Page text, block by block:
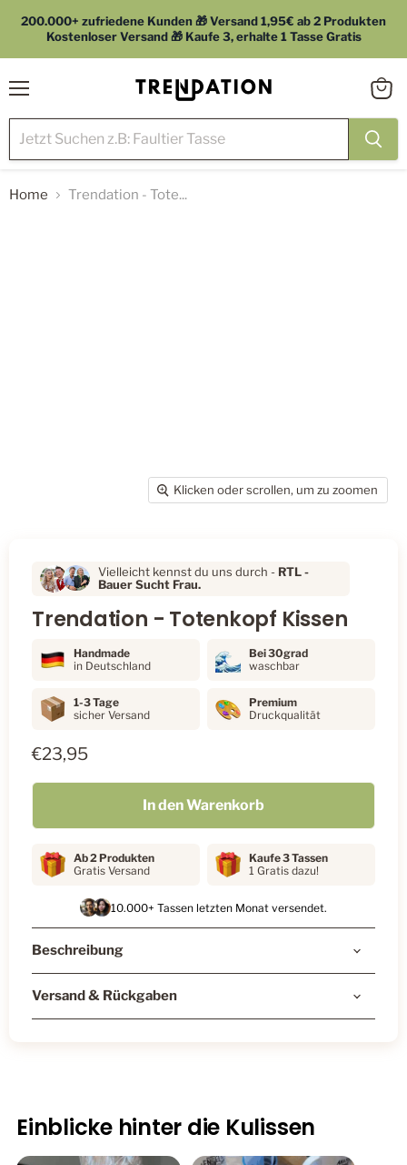
200.000+ zufriedene Kunden 🎁 Versand 1,95€ ab 2 Produkten
Kostenloser Versand 🎁 Kaufe 3, erhalte 1 Tasse Gratis
Home Trendation - Tote...
Klicken oder scrollen, um zu zoomen
Vielleicht kennst du uns durch - RTL-
Bauer Sucht Frau.
Trendation - Totenkopf Kissen
Handmade
in Deutschland
Bei 30grad
waschbar
1-3 Tage
sicher Versand
Premium
Druckqualität
€23,95
In den Warenkorb
Ab 2 Produkten
Gratis Versand
Kaufe 3 Tassen
1 Gratis dazu!
10.000+ Tassen letzten Monat versendet.
Beschreibung
Versand & Rückgaben
Einblicke hinter die Kulissen